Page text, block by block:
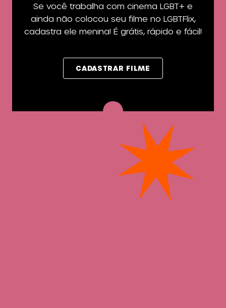
Se você trabalha com cinema LGBT+ e
ainda não colocou seu filme no LGBTFlix,
cadastra ele menina! É grátis, rápido e fácil!
CADASTRAR FILME